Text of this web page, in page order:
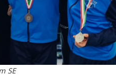
SE